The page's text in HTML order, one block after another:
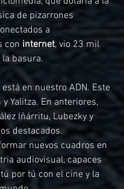
de pizarrones
a
con internet, vio 23 mil
basura.
en nuestro ADN. Este
y Yalitza. En anteriores,
Iñárritu, Lubezky y
destacados.
nuevos cuadros en
audiovisual, capaces
por tú con el cine y la